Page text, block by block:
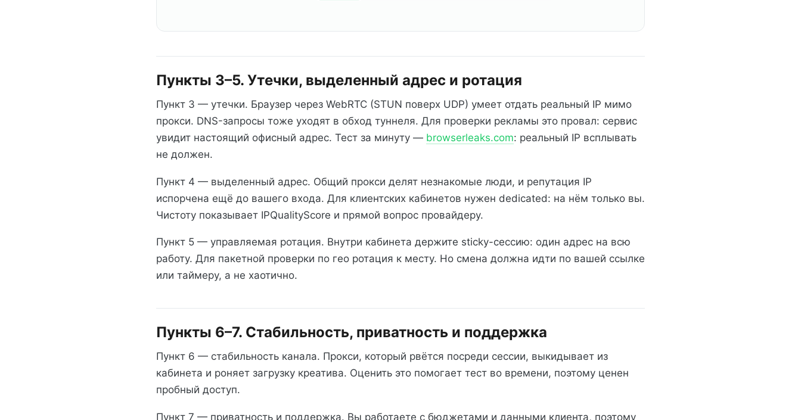
Пункты 3–5. Утечки, выделенный адрес и ротация
Пункт 3 — утечки. Браузер через WebRTC (STUN поверх UDP) умеет отдать реальный IP мимо
прокси. DNS-запросы тоже уходят в обход туннеля. Для проверки рекламы это провал: сервис
увидит настоящий офисный адрес. Тест за минуту — browserleaks.com: реальный IP всплывать
не должен.
Пункт 4 — выделенный адрес. Общий прокси делят незнакомые люди, и репутация IP
испорчена ещё до вашего входа. Для клиентских кабинетов нужен dedicated: на нём только вы.
Чистоту показывает IPQualityScore и прямой вопрос провайдеру.
Пункт 5 — управляемая ротация. Внутри кабинета держите sticky-сессию: один адрес на всю
работу. Для пакетной проверки по гео ротация к месту. Но смена должна идти по вашей ссылке
или таймеру, а не хаотично.
Пункты 6–7. Стабильность, приватность и поддержка
Пункт 6 — стабильность канала. Прокси, который рвётся посреди сессии, выкидывает из
кабинета и роняет загрузку креатива. Оценить это помогает тест во времени, поэтому ценен
пробный доступ.
Пункт 7 — приватность и поддержка. Вы работаете с бюджетами и данными клиента, поэтому